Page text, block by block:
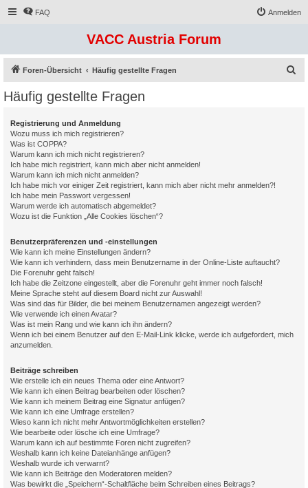
FAQ Anmelden
VACC Austria Forum
Foren-Übersicht Häufig gestellte Fragen
Häufig gestellte Fragen
Registrierung und Anmeldung
Wozu muss ich mich registrieren?
Was ist COPPA?
Warum kann ich mich nicht registrieren?
Ich habe mich registriert, kann mich aber nicht anmelden!
Warum kann ich mich nicht anmelden?
Ich habe mich vor einiger Zeit registriert, kann mich aber nicht mehr anmelden?!
Ich habe mein Passwort vergessen!
Warum werde ich automatisch abgemeldet?
Wozu ist die Funktion „Alle Cookies löschen“?
Benutzerpräferenzen und -einstellungen
Wie kann ich meine Einstellungen ändern?
Wie kann ich verhindern, dass mein Benutzername in der Online-Liste auftaucht?
Die Forenuhr geht falsch!
Ich habe die Zeitzone eingestellt, aber die Forenuhr geht immer noch falsch!
Meine Sprache steht auf diesem Board nicht zur Auswahl!
Was sind das für Bilder, die bei meinem Benutzernamen angezeigt werden?
Wie verwende ich einen Avatar?
Was ist mein Rang und wie kann ich ihn ändern?
Wenn ich bei einem Benutzer auf den E-Mail-Link klicke, werde ich aufgefordert, mich
anzumelden.
Beiträge schreiben
Wie erstelle ich ein neues Thema oder eine Antwort?
Wie kann ich einen Beitrag bearbeiten oder löschen?
Wie kann ich meinem Beitrag eine Signatur anfügen?
Wie kann ich eine Umfrage erstellen?
Wieso kann ich nicht mehr Antwortmöglichkeiten erstellen?
Wie bearbeite oder lösche ich eine Umfrage?
Warum kann ich auf bestimmte Foren nicht zugreifen?
Weshalb kann ich keine Dateianhänge anfügen?
Weshalb wurde ich verwarnt?
Wie kann ich Beiträge den Moderatoren melden?
Was bewirkt die „Speichern“-Schaltfläche beim Schreiben eines Beitrags?